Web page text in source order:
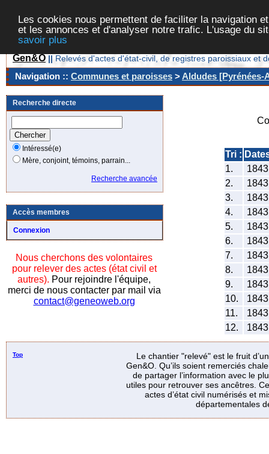
Les cookies nous permettent de faciliter la navigation
et les annonces et d'analyser notre trafic. L'usage du
savoir plus
Gen&O || Relevés d'actes d'état-civil, de registres paroissiaux et
Navigation :: Communes et paroisses >Aldudes [Pyrénées-
Recherche directe
Intéressé(e)
Mère, conjoint, témoins, parrain...
Recherche avancée
Accès membres
Connexion
Nous cherchons des volontaires
pour relever des actes (état civil et
autres). Pour rejoindre l'équipe,
merci de nous contacter par mail via
contact@geneoweb.org
Tri :
1.
2.
3.
4.
5.
6.
7.
8.
9.
10.
11.
12.
Top
Le chantier "relevé" est le fruit
Gen&O. Qu’ils soient remerciés
de partager l’information avec le
utiles pour retrouver ses ancêtres.
actes d’état civil numérisés et
départementales